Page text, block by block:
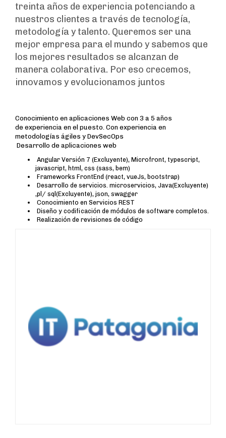
treinta años de experiencia potenciando a
nuestros clientes a través de tecnología,
metodología y talento. Queremos ser una
mejor empresa para el mundo y sabemos que
los mejores resultados se alcanzan de
manera colaborativa. Por eso crecemos,
innovamos y evolucionamos juntos
Conocimiento en aplicaciones Web con 3 a 5 años
de experiencia en el puesto. Con experiencia en
metodologías ágiles y DevSecOps
Desarrollo de aplicaciones web
Angular Versión 7 (Excluyente), Microfront, typescript,
javascript, html, css (sass, bem)
Frameworks FrontEnd (react, vueJs, bootstrap)
Desarrollo de servicios. microservicios, Java(Excluyente)
,pl/ sql(Excluyente), json, swagger
Conocimiento en Servicios REST
Diseño y codificación de módulos de software completos.
Realización de revisiones de código